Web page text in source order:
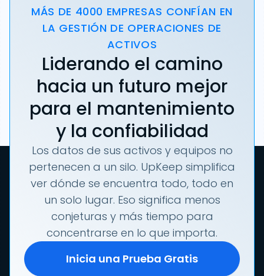
MÁS DE 4000 EMPRESAS CONFÍAN EN
LA GESTIÓN DE OPERACIONES DE
ACTIVOS
Liderando el camino
hacia un futuro mejor
para el mantenimiento
y la confiabilidad
Los datos de sus activos y equipos no
pertenecen a un silo. UpKeep simplifica
ver dónde se encuentra todo, todo en
un solo lugar. Eso significa menos
conjeturas y más tiempo para
concentrarse en lo que importa.
Inicia una Prueba Gratis